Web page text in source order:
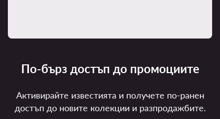
По-бърз достъп до промоциите
Активирайте известията и получете по-ранен
достъп до новите колекции и разпродажбите.